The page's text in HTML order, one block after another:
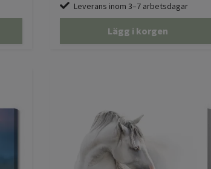
Leverans inom 3–7 arbetsdagar
Lägg i korgen